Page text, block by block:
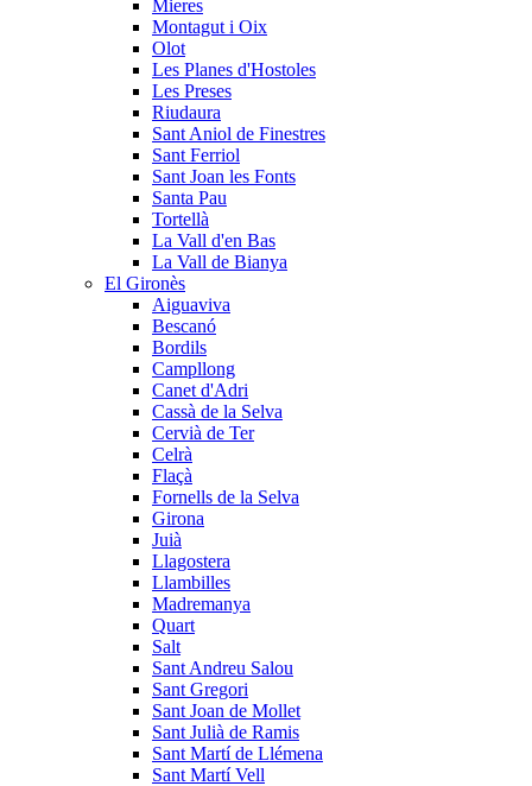
Mieres
Montagut i Oix
Olot
Les Planes d'Hostoles
Les Preses
Riudaura
Sant Aniol de Finestres
Sant Ferriol
Sant Joan les Fonts
Santa Pau
Tortellà
La Vall d'en Bas
La Vall de Bianya
El Gironès
Aiguaviva
Bescanó
Bordils
Campllong
Canet d'Adri
Cassà de la Selva
Cervià de Ter
Celrà
Flaçà
Fornells de la Selva
Girona
Juià
Llagostera
Llambilles
Madremanya
Quart
Salt
Sant Andreu Salou
Sant Gregori
Sant Joan de Mollet
Sant Julià de Ramis
Sant Martí de Llémena
Sant Martí Vell